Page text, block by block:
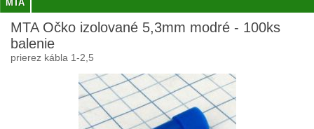
MTA
MTA Očko izolované 5,3mm modré - 100ks
balenie
prierez kábla 1-2,5